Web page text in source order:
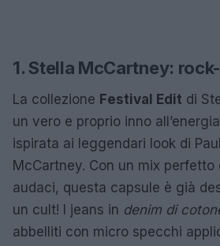
1. Stella McCartney:
La collezione Festival Edit di
un vero e proprio inno
ispirata ai leggendari look di
McCartney. Con un mix perfetto
audaci, questa capsule è già
un cult! I jeans in denim di
abbelliti con micro specchi